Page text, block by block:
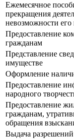
Ежемесячное
прекращения
невозможности его
Предоставление
гражданам
Представление
имуществе
Оформление
Предоставление
народного
Предоставление
гражданам,
обращения
Выдача